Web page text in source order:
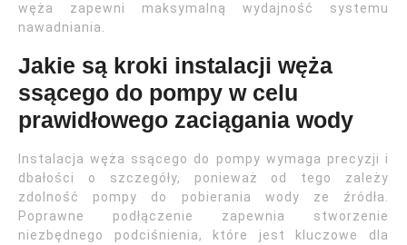
węża zapewni maksymalną wydajność systemu
nawadniania.
Jakie są kroki instalacji węża
ssącego do pompy w celu
prawidłowego zaciągania wody
Instalacja węża ssącego do pompy wymaga precyzji i
dbałości o szczegóły, ponieważ od tego zależy
zdolność pompy do pobierania wody ze źródła.
Poprawne podłączenie zapewnia stworzenie
niezbędnego podciśnienia, które jest kluczowe dla